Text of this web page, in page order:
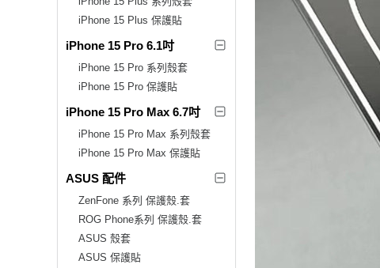
iPhone 15 Plus 保護貼
iPhone 15 Pro 6.1吋
iPhone 15 Pro 系列殼套
iPhone 15 Pro 保護貼
iPhone 15 Pro Max 6.7吋
iPhone 15 Pro Max 系列殼套
iPhone 15 Pro Max 保護貼
ASUS 配件
ZenFone 系列 保護殼.套
ROG Phone系列 保護殼.套
ASUS 殼套
ASUS 保護貼